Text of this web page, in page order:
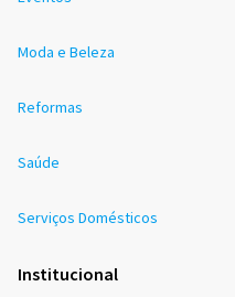
Moda e Beleza
Reformas
Saúde
Serviços Domésticos
Institucional